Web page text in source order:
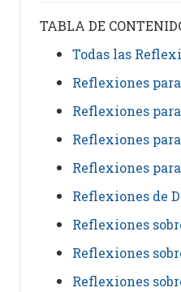
TABLA DE
Todas las
Reflexiones
Reflexiones
Reflexiones
Reflexiones
Reflexiones de
Reflexiones
Reflexiones
Reflexiones